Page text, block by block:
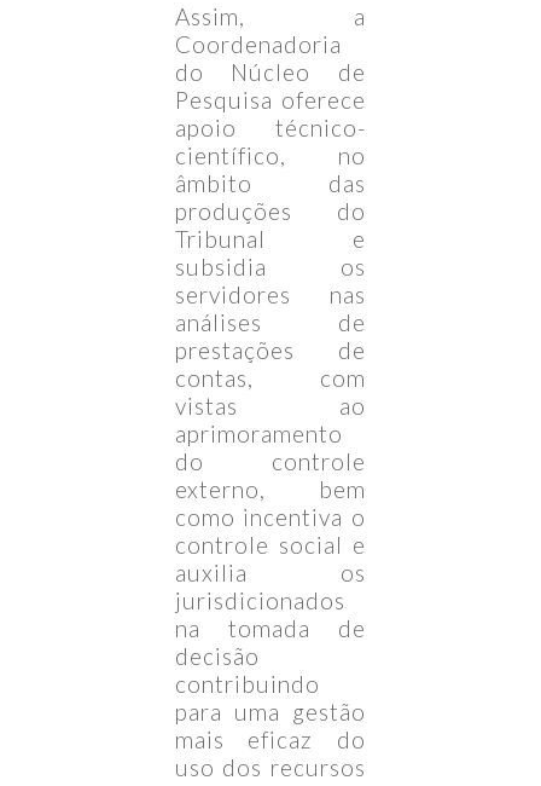
Assim, a
Coordenadoria
do Núcleo de
Pesquisa oferece
apoio técnico-
científico, no
âmbito das
produções do
Tribunal e
subsidia os
servidores nas
análises de
prestações de
contas, com
vistas ao
aprimoramento
do controle
externo, bem
como incentiva o
controle social e
auxilia os
jurisdicionados
na tomada de
decisão
contribuindo
para uma gestão
mais eficaz do
uso dos recursos